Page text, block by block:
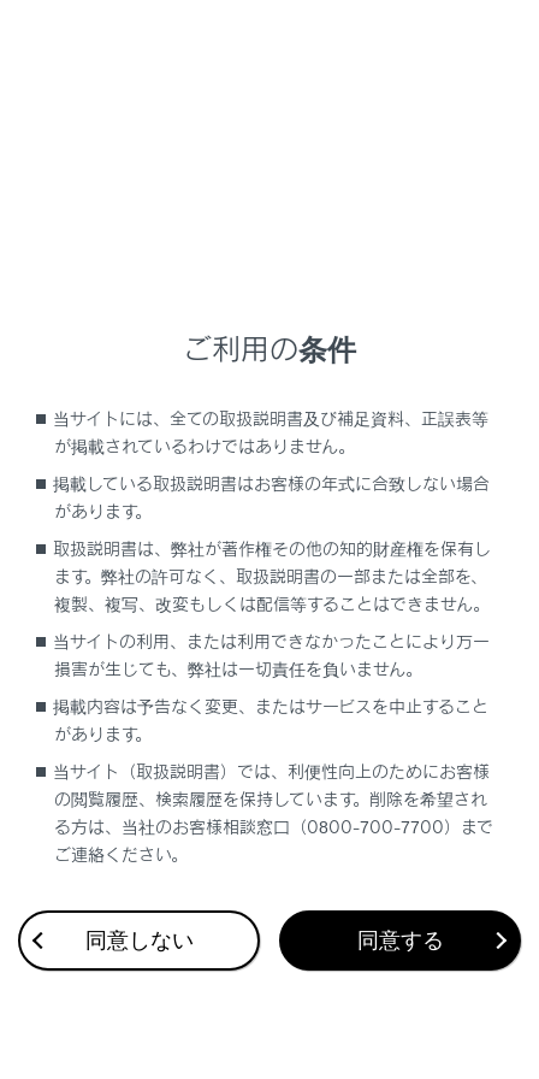
ワイヤレス機能について
メカニカルキーを使うには
合わせて見られているページ
バックドア
ドアミラー
インナーミラー
このページは役に立ちましたか？
ご利用の条件
当サイトには、全ての取扱説明書及び補足資料、正誤表等
が掲載されているわけではありません。
掲載している取扱説明書はお客様の年式に合致しない場合
があります。
取扱説明書は、弊社が著作権その他の知的財産権を保有し
ます。弊社の許可なく、取扱説明書の一部または全部を、
複製、複写、改変もしくは配信等することはできません。
当サイトの利用、または利用できなかったことにより万一
損害が生じても、弊社は一切責任を負いません。
掲載内容は予告なく変更、またはサービスを中止すること
があります。
当サイト（取扱説明書）では、利便性向上のためにお客様
の閲覧履歴、検索履歴を保持しています。削除を希望され
る方は、当社のお客様相談窓口（0800-700-7700）まで
ご連絡ください。
同意しない 同意する